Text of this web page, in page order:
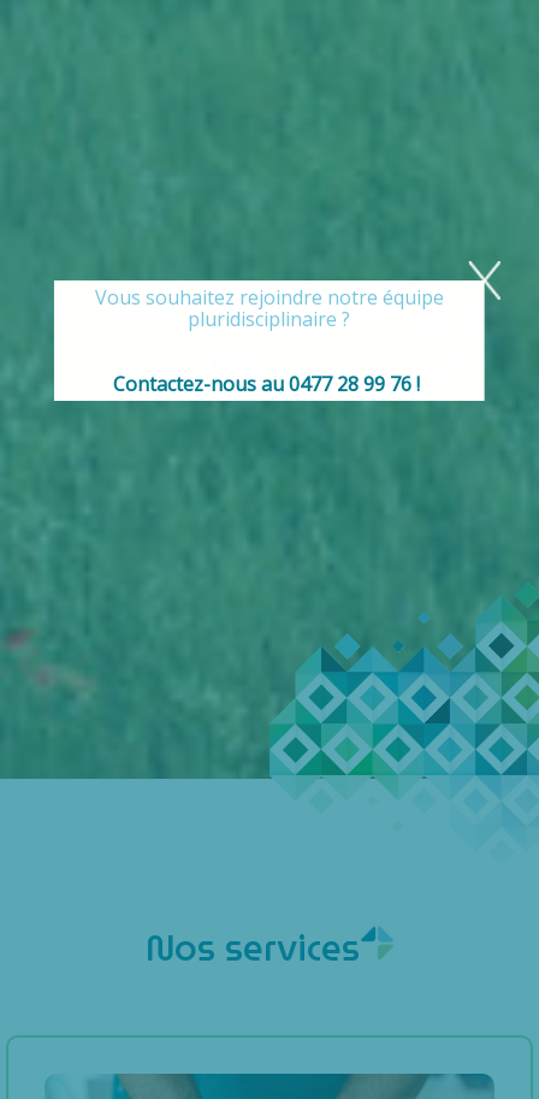
Nos services
Vous souhaitez rejoindre notre équipe
pluridisciplinaire ?
Contactez-nous au 0477 28 99 76 !